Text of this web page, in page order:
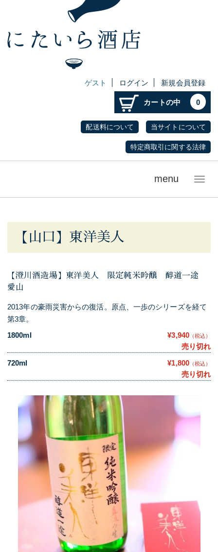
ゲスト ログイン 新規会員登録
カートの中 0
配送料について 当サイトについて
特定商取引に関する法律
メ
menu
【山口】東洋美人
【澄川酒造場】東洋美人 限定純米吟醸 醇道一途
愛山
2013年の豪雨災害からの復活。原点、一歩のシリーズを経て
第3章。
1800ml
¥3,940 （税込）
売り切れ
720ml
¥1,800 （税込）
売り切れ